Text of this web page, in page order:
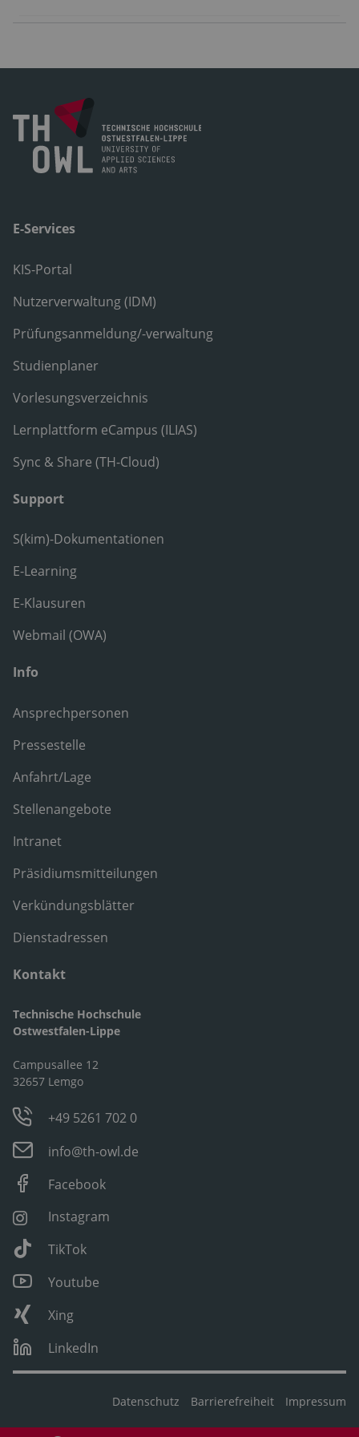
E-Services
KIS-Portal
Nutzerverwaltung (IDM)
Prüfungsanmeldung/-verwaltung
Studienplaner
Vorlesungsverzeichnis
Lernplattform eCampus (ILIAS)
Sync & Share (TH-Cloud)
Support
S(kim)-Dokumentationen
E-Learning
E-Klausuren
Webmail (OWA)
Info
Ansprechpersonen
Pressestelle
Anfahrt/Lage
Stellenangebote
Intranet
Präsidiumsmitteilungen
Verkündungsblätter
Dienstadressen
Kontakt
Technische Hochschule
Ostwestfalen-Lippe
Campusallee 12
32657 Lemgo
+49 5261 702 0
info@th-owl.de
Facebook
Instagram
TikTok
Youtube
Xing
LinkedIn
Datenschutz Barrierefreiheit Impressum